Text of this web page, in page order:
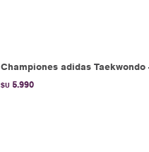
Championes adidas Taekwondo
$U 5.990